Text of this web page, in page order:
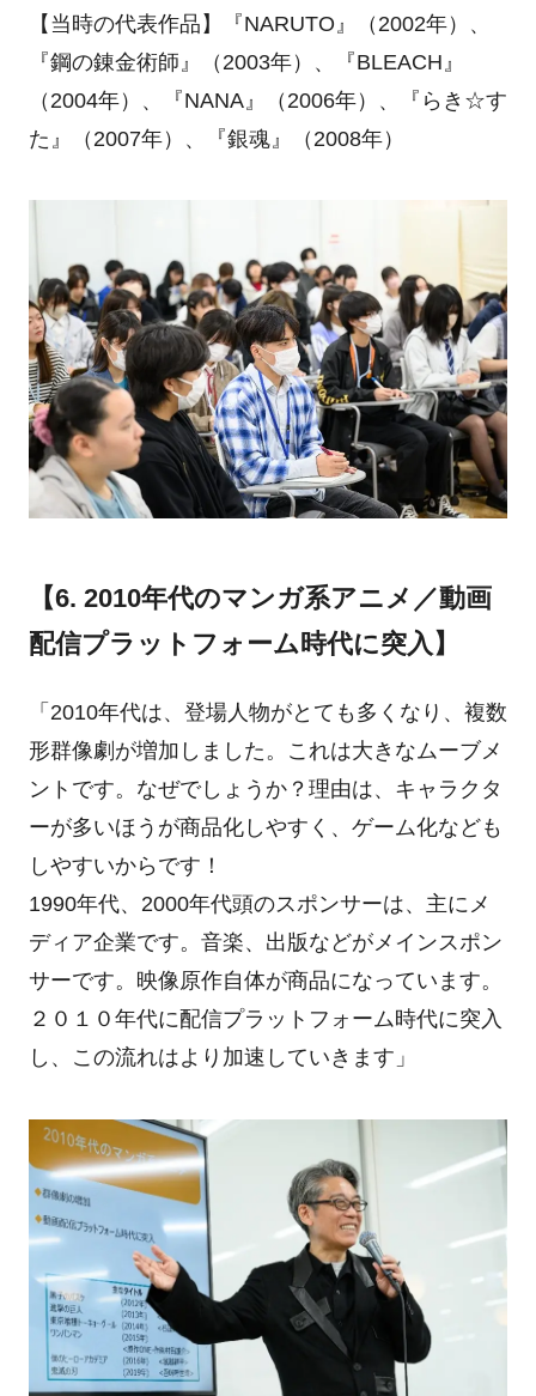
【当時の代表作品】『NARUTO』（2002年）、
『鋼の錬金術師』（2003年）、『BLEACH』
（2004年）、『NANA』（2006年）、『らき☆す
た』（2007年）、『銀魂』（2008年）
【6. 2010年代のマンガ系アニメ／動画
配信プラットフォーム時代に突入】
「2010年代は、登場人物がとても多くなり、複数
形群像劇が増加しました。これは大きなムーブメ
ントです。なぜでしょうか？理由は、キャラクタ
ーが多いほうが商品化しやすく、ゲーム化なども
しやすいからです！
1990年代、2000年代頭のスポンサーは、主にメ
ディア企業です。音楽、出版などがメインスポン
サーです。映像原作自体が商品になっています。
２０１０年代に配信プラットフォーム時代に突入
し、この流れはより加速していきます」